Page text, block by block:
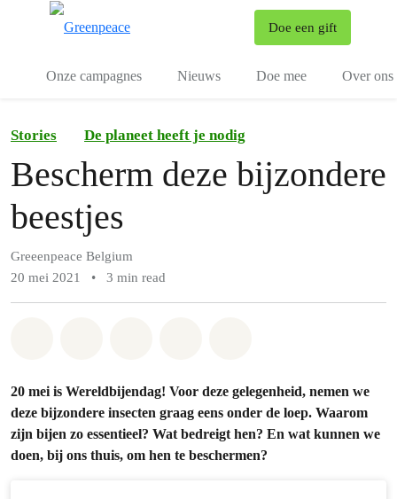
Doe een gift
Onze campagnes Nieuws Doe mee Over ons
Stories De planeet heeft je nodig
Bescherm deze bijzondere
beestjes
Greeenpeace Belgium
20 mei 2021
• 3 min read
20 mei is Wereldbijendag! Voor deze gelegenheid, nemen we
deze bijzondere insecten graag eens onder de loep. Waarom
zijn bijen zo essentieel? Wat bedreigt hen? En wat kunnen we
doen, bij ons thuis, om hen te beschermen?